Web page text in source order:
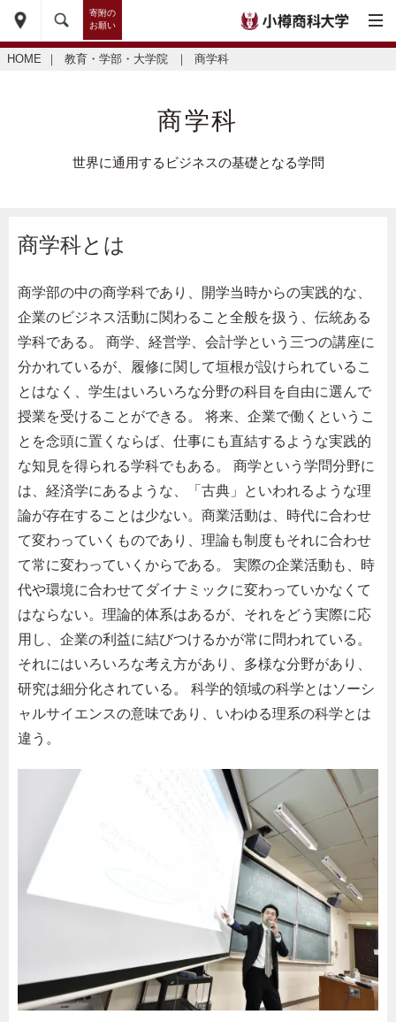
寄附の
お願い
HOME ｜ 教育・学部・大学院 ｜ 商学科
商学科
世界に通用するビジネスの基礎となる学問
商学科とは
商学部の中の商学科であり、開学当時からの実践的な、
企業のビジネス活動に関わること全般を扱う、伝統ある
学科である。 商学、経営学、会計学という三つの講座に
分かれているが、履修に関して垣根が設けられているこ
とはなく、学生はいろいろな分野の科目を自由に選んで
授業を受けることができる。 将来、企業で働くというこ
とを念頭に置くならば、仕事にも直結するような実践的
な知見を得られる学科でもある。 商学という学問分野に
は、経済学にあるような、「古典」といわれるような理
論が存在することは少ない。商業活動は、時代に合わせ
て変わっていくものであり、理論も制度もそれに合わせ
て常に変わっていくからである。 実際の企業活動も、時
代や環境に合わせてダイナミックに変わっていかなくて
はならない。理論的体系はあるが、それをどう実際に応
用し、企業の利益に結びつけるかが常に問われている。
それにはいろいろな考え方があり、多様な分野があり、
研究は細分化されている。 科学的領域の科学とはソーシ
ャルサイエンスの意味であり、いわゆる理系の科学とは
違う。